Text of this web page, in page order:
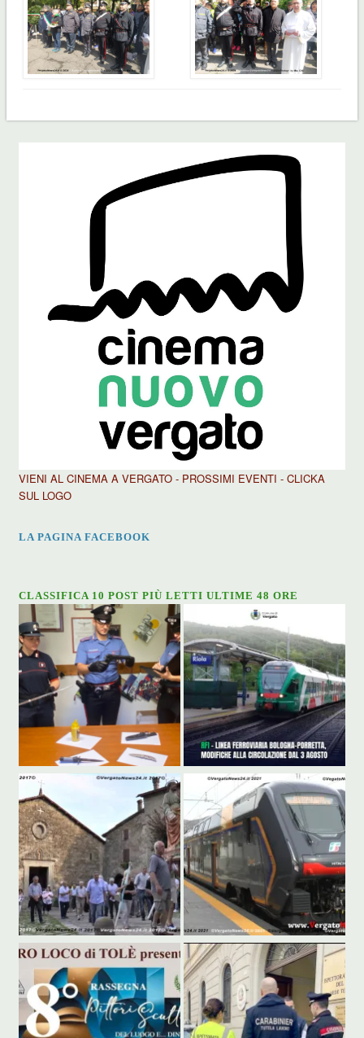
VIENI AL CINEMA A VERGATO - PROSSIMI EVENTI - CLICKA
SUL LOGO
LA PAGINA FACEBOOK
CLASSIFICA 10 POST PIÙ LETTI ULTIME 48 ORE